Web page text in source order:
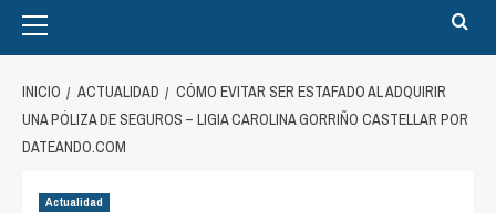
Menu
INICIO ACTUALIDAD
CÓMO EVITAR SER ESTAFADO AL ADQUIRIR
UNA PÓLIZA DE SEGUROS – LIGIA CAROLINA GORRIÑO CASTELLAR POR
DATEANDO.COM
Actualidad